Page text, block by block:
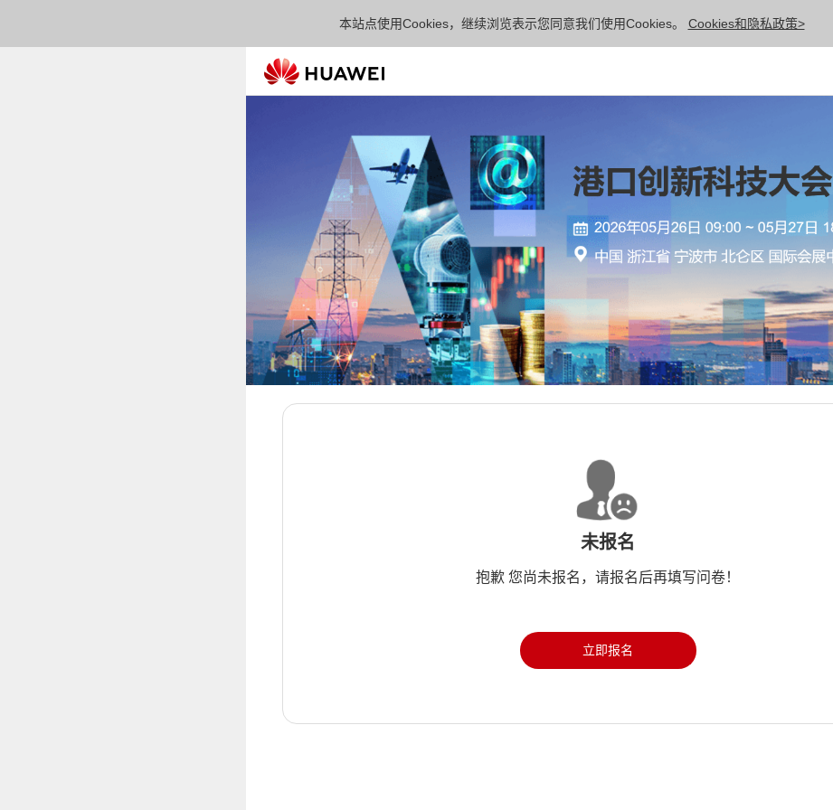
本站点使用Cookies，继续浏览表示您同意我们使用Cookies。 Cookies和隐私政策>
未报名
抱歉 您尚未报名，请报名后再填写问卷！
立即报名